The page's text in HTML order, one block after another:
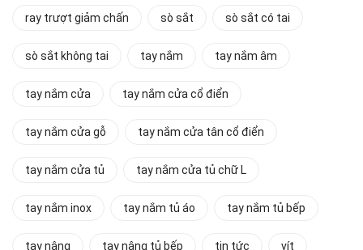
ray trượt giảm chấn sò sắt sò sắt có tai
sò sắt không tai tay nắm tay nắm âm
tay nắm cửa tay nắm cửa cổ điển
tay nắm cửa gỗ tay nắm cửa tân cổ điển
tay nắm cửa tủ tay nắm cửa tủ chữ L
tay nắm inox tay nắm tủ áo tay nắm tủ bếp
tay nâng tay nâng tủ bếp tin tức vít